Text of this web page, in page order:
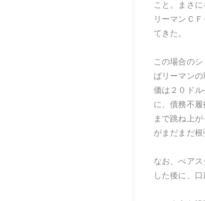
こと。まさ
リーマンＣ
てきた。
この場合の
ばリーマン
価は２０ド
に、債務不
まで跳ね上
がまだまだ根
なお、べア
した後に、